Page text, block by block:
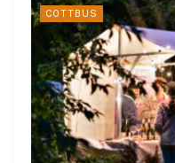
COTTBUS